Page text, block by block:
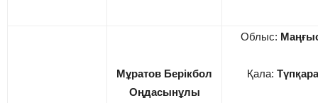
Мұратов Берікбол
Оңдасынұлы
Облыс:
Қала: